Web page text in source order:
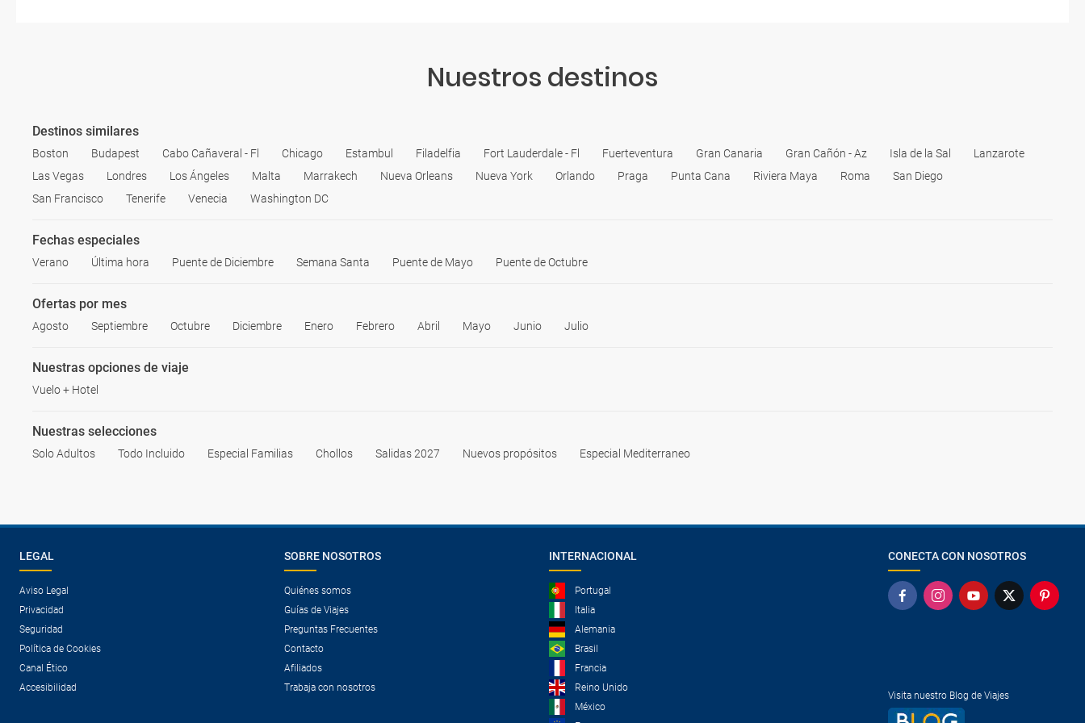
Nuestros destinos
Destinos similares
Boston Budapest Cabo Cañaveral - Fl Chicago Estambul Filadelfia Fort Lauderdale - Fl Fuerteventura Gran Canaria Gran Cañón - Az Isla de la Sal
Lanzarote
Las Vegas
Londres Los Ángeles Malta Marrakech Nueva Orleans Nueva York Orlando Praga Punta Cana Riviera Maya Roma
San Diego
San Francisco
Tenerife Venecia Washington DC
Fechas especiales
Verano Última hora Puente de Diciembre Semana Santa Puente de Mayo Puente de Octubre
Ofertas por mes
Agosto Septiembre Octubre Diciembre Enero Febrero Abril Mayo Junio Julio
Nuestras opciones de viaje
Vuelo + Hotel
Nuestras selecciones
Solo Adultos Todo Incluido Especial Familias Chollos Salidas 2027 Nuevos propósitos Especial Mediterraneo
LEGAL
Aviso Legal
Privacidad
Seguridad
Política de Cookies
Canal Ético
Accesibilidad
SOBRE NOSOTROS
Quiénes somos
Guías de Viajes
Preguntas Frecuentes
Contacto
Afiliados
Trabaja con nosotros
INTERNACIONAL
Portugal
Italia
Alemania
Brasil
Francia
Reino Unido
México
CONECTA CON NOSOTROS
Visita nuestro Blog de Viajes